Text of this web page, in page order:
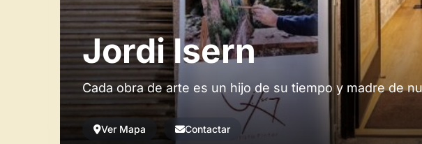
Jordi Isern
Cada obra de arte es un hijo de su tiempo y madre de
Ver Mapa Contactar